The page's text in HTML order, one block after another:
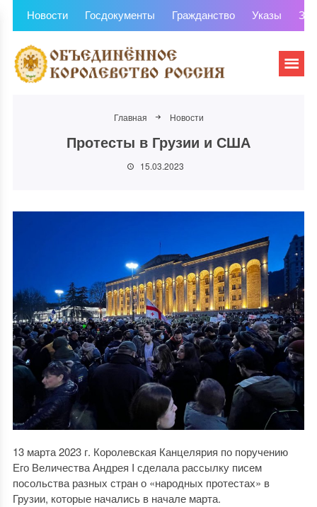
Новости Госдокументы Гражданство Указы
Главная Новости
Протесты в Грузии и США
15.03.2023
13 марта 2023 г. Королевская Канцелярия по поручению
Его Величества Андрея I сделала рассылку писем
посольства разных стран о «народных протестах» в
Грузии, которые начались в начале марта.